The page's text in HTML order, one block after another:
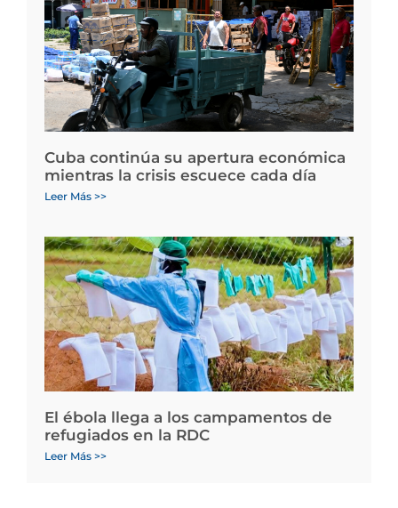
Cuba continúa su apertura económica
mientras la crisis escuece cada día
Leer Más >>
El ébola llega a los campamentos de
refugiados en la RDC
Leer Más >>